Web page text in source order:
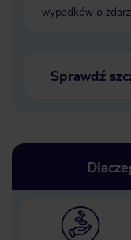
wypadków o
Sprawdź